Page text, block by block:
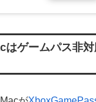
はゲームパス非